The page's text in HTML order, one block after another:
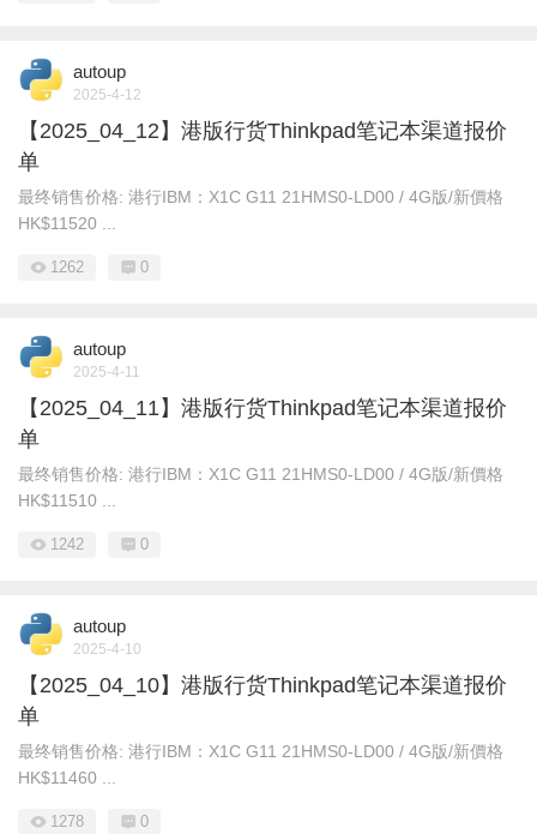
autoup
2025-4-12
【2025_04_12】港版行货Thinkpad笔记本渠道报价
单
最终销售价格: 港行IBM：X1C G11 21HMS0-LD00 / 4G版/新價格
HK$11520 ...
1262 0
autoup
2025-4-11
【2025_04_11】港版行货Thinkpad笔记本渠道报价
单
最终销售价格: 港行IBM： X1C G11 21HMS0-LD00 / 4G版/新價格
HK$11510 ...
1242 0
autoup
2025-4-10
【2025_04_10】港版行货Thinkpad笔记本渠道报价
单
最终销售价格: 港行IBM： X1C G11 21HMS0-LD00 / 4G版/新價格
HK$11460 ...
1278 0